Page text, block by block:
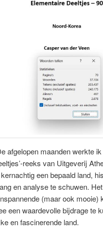
afgelopen maanden werkte
reeks van Uitgeverij
een bepaald land,
en analyse te schuwen.
(maar ook mooie)
een waardevolle bijdrage te
en fascinerende land.